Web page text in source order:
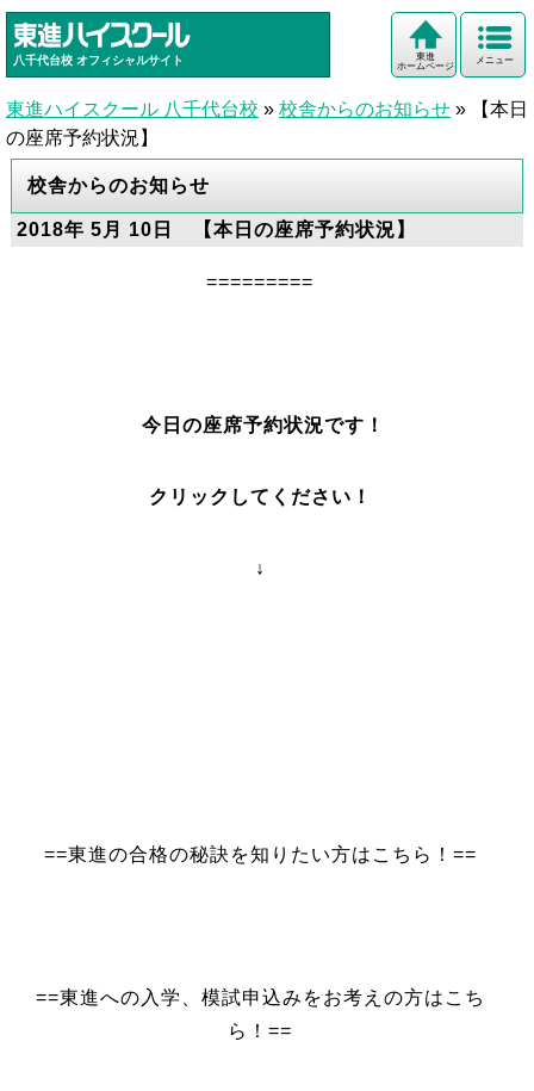
八千代台校 オフィシャルサイト メニュー
東進
ホームページ
東進ハイスクール 八千代台校 » 校舎からのお知らせ »
【本日
の座席予約状況】
校舎からのお知らせ
2018年 5月 10日 【本日の座席予約状況】
=========
今日の座席予約状況です！
クリックしてください！
↓
==東進の合格の秘訣を知りたい方はこちら！==
==東進への入学、模試申込みをお考えの方はこち
ら！==